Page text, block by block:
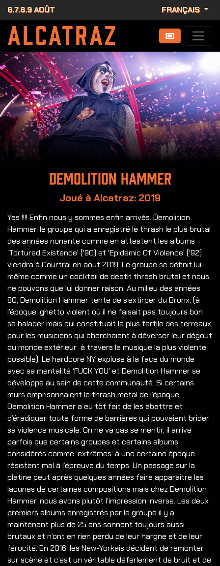
6.7.8.9 AOÛT FRANÇAIS
Demolition Hammer
Joué à Alcatraz: 2019
Yes !!!! Enfin nous y sommes enfin arrivés. Demolition
Hammer, le groupe qui a enregistré le thrash le plus brutal
des années nonante comme en attestent les albums
'Tortured Existence' ('90) et 'Epidemic Of Violence' ('92)
viendra à Courtrai en aout 2019. Le groupe se définit lui-
même comme un cocktail de death thrash brutal et nous
ne pouvons que lui donner raison. Au milieu des années
80, Demolition Hammer tente de s’extirper du Bronx, (à
l’époque, ghetto violent où il ne faisait pas toujours bon
se balader mais qui constituait le plus fertile des terreaux
pour les musiciens qui cherchaient à déverser leur dégout
du monde extérieur à travers la musique la plus violente
possible). Le hardcore NY explose à la face du monde
avec sa mentalité ‘FUCK YOU’ et Demolition Hammer se
développe au sein de cette communauté. Si certains
murs emprisonnaient le thrash metal de l’époque,
Demolition Hammer a eu tôt fait de les abattre et
d’éradiquer toute forme de barrières qui pouvaient brider
sa violence musicale. On ne va pas se mentir, il arrive
parfois que certains groupes et certains albums
considérés comme ‘extrêmes’ à une certaine époque
résistent mal à l’épreuve du temps. Un passage sur la
platine peut après quelques années faire apparaitre les
lacunes de certaines compositions mais chez Demolition
Hammer, nous avons plutôt l’impression inverse. Les deux
premiers albums enregistrés par le groupe il y a
maintenant plus de 25 ans sonnent toujours aussi
brutaux et n’ont en rien perdu de leur hargne et de leur
férocité. En 2016, les New-Yorkais décident de remonter
sur scène et c’est un véritable déferlement de bruit et de